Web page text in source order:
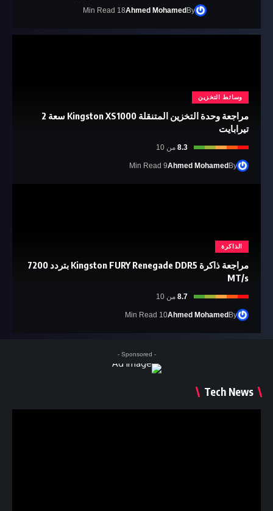
By
Ahmed Mohamed
18 Min Read
وسائط التخزين
مراجعة وحدة التخزين المتنقلة Kingston XS1000 سعة 2
تيرابايت
8.3 من 10
By
Ahmed Mohamed
9 Min Read
الذاكرة
مراجعة ذاكرة Kingston FURY Renegade DDR5 بتردد 7200
MT/s
8.7 من 10
By
Ahmed Mohamed
10 Min Read
- Sponsored -
Tech News